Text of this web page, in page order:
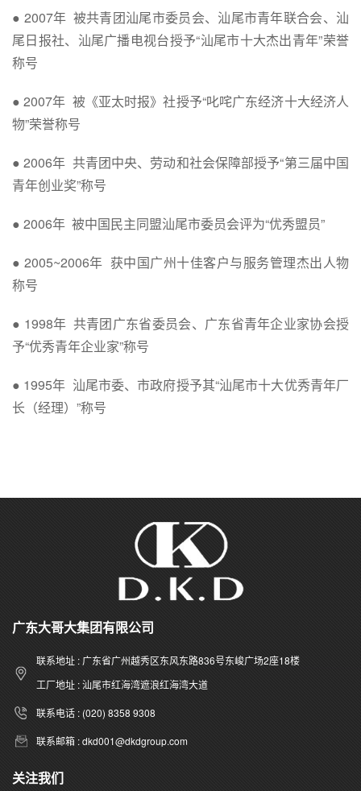
● 2007年 被共青团汕尾市委员会、汕尾市青年联合会、汕
尾日报社、汕尾广播电视台授予“汕尾市十大杰出青年”荣誉
称号
● 2007年 被《亚太时报》社授予“叱咤广东经济十大经济人
物”荣誉称号
● 2006年 共青团中央、劳动和社会保障部授予“第三届中国
青年创业奖”称号
● 2006年 被中国民主同盟汕尾市委员会评为“优秀盟员”
● 2005~2006年 获中国广州十佳客户与服务管理杰出人物
称号
● 1998年 共青团广东省委员会、广东省青年企业家协会授
予“优秀青年企业家”称号
● 1995年 汕尾市委、市政府授予其“汕尾市十大优秀青年厂
长（经理）”称号
广东大哥大集团有限公司
联系地址 : 广东省广州越秀区东风东路836号东峻广场2座18楼
工厂地址 : 汕尾市红海湾遮浪红海湾大道
联系电话 : (020) 8358 9308
联系邮箱 : dkd001@dkdgroup.com
关注我们